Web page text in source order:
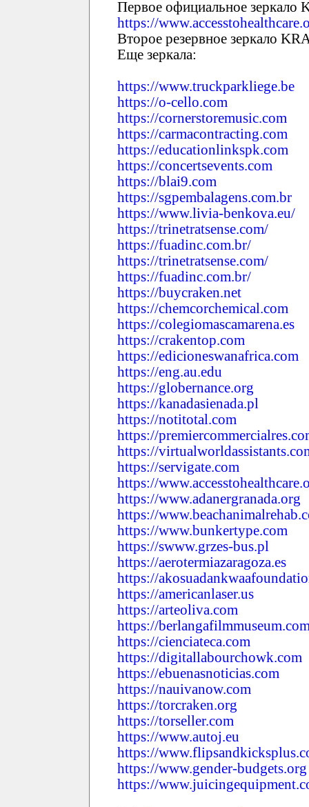
Первое официальное зеркало
https://
Второе резервное зеркало
Еще зеркала:
https://www.truckparkliege.be
https://o-cello.com
https://cornerstoremusic.com
https://carmacontracting.com
https://educationlinkspk.com
https://concertsevents.com
https://blai9.com
https://sgpembalagens.com.br
https://www.livia-benkova.eu/
https://trinetratsense.com/
https://fuadinc.com.br/
https://trinetratsense.com/
https://fuadinc.com.br/
https://buycraken.net
https://chemcorchemical.com
https://colegiomascamarena.es
https://crakentop.com
https://edicioneswanafrica.com
https://eng.au.edu
https://globernance.org
https://kanadasienada.pl
https://notitotal.com
https://
https://
https://servigate.com
https://
https://www.adanergranada.org
https://
https://www.bunkertype.com
https://swww.grzes-bus.pl
https://aerotermiazaragoza.es
https://
https://americanlaser.us
https://arteoliva.com
https://
https://cienciateca.com
https://digitallabourchowk.com
https://ebuenasnoticias.com
https://nauivanow.com
https://torcraken.org
https://torseller.com
https://www.autoj.eu
https://
https://www.gender-budgets.org
https://